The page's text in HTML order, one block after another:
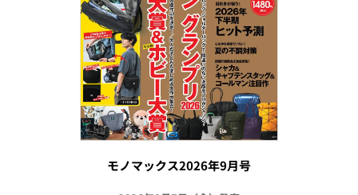
モノマックス2026年9月号